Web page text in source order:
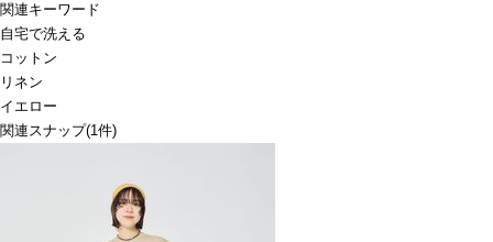
関連キーワード
自宅で洗える
コットン
リネン
イエロー
関連スナップ(1件)